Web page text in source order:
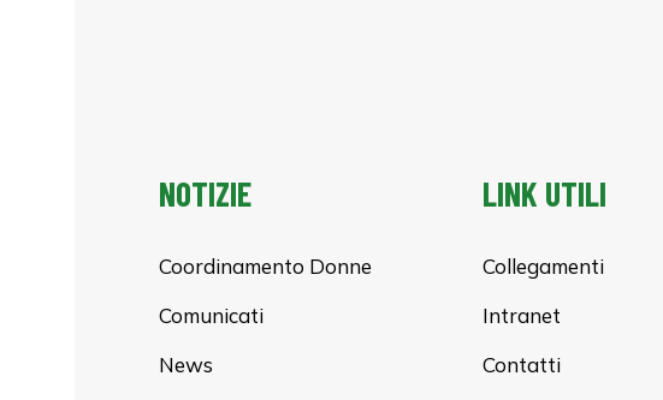
NOTIZIE
Coordinamento Donne
Comunicati
News
LINK UTILI
Collegamenti
Intranet
Contatti